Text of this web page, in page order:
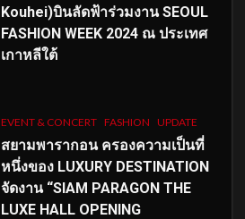
Kouhei)บินลัดฟ้าร่วมงาน SEOUL
FASHION WEEK 2024 ณ ประเทศ
เกาหลีใต้
EVENT & CONCERT FASHION UPDATE
สยามพารากอน ครองความเป็นที่
หนึ่งของ LUXURY DESTINATION
จัดงาน “SIAM PARAGON THE
LUXE HALL OPENING